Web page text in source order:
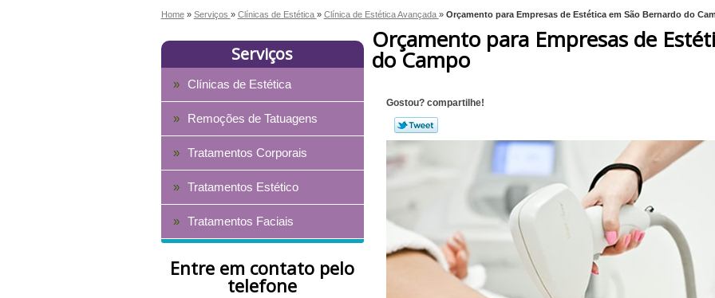
Home » Serviços » Clínicas de Estética » Clínica de Estética Avançada » Orçamento para Empresas de Estética em São Bernardo do
Serviços
Clínicas de Estética
Remoções de Tatuagens
Tratamentos Corporais
Tratamentos Estético
Tratamentos Faciais
Entre em contato pelo
telefone
Orçamento para Empresas de
do Campo
Gostou? compartilhe!